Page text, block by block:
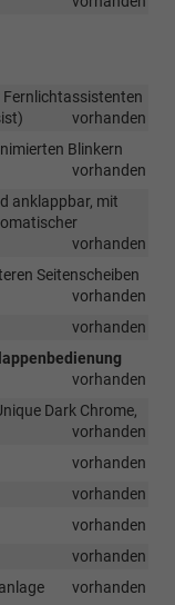
vorhanden
Blinkern
vorhanden
anklappbar, mit
vorhanden
Seitenscheiben
vorhanden
vorhanden
vorhanden
Dark Chrome,
vorhanden
vorhanden
vorhanden
vorhanden
vorhanden
vorhanden